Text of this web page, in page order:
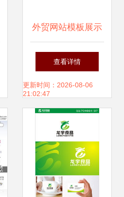
外贸网站模板展示
提升全球业务的关
键设计策略
查看详情
更新时间：2026-08-06
21:02:47